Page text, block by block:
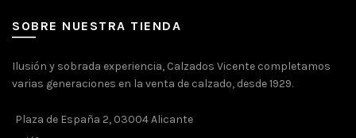
SOBRE NUESTRA TIENDA
Ilusión y sobrada experiencia, Calzados Vicente completamos
varias generaciones en la venta de calzado, desde 1929.
Plaza de España 2, 03004 Alicante